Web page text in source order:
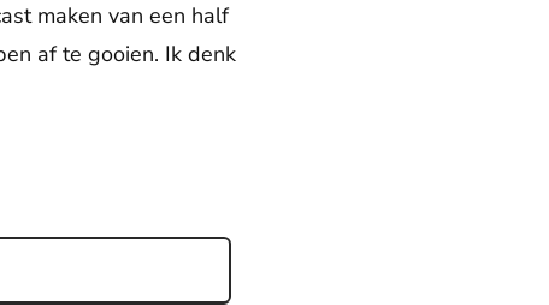
maken van een half
af te gooien. Ik denk